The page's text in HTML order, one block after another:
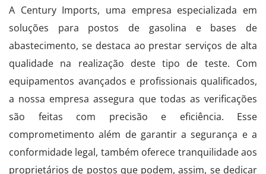
A Century Imports, uma empresa especializada em
soluções para postos de gasolina e bases de
abastecimento, se destaca ao prestar serviços de alta
qualidade na realização deste tipo de teste. Com
equipamentos avançados e profissionais qualificados,
a nossa empresa assegura que todas as verificações
são feitas com precisão e eficiência. Esse
comprometimento além de garantir a segurança e a
conformidade legal, também oferece tranquilidade aos
proprietários de postos que podem, assim, se dedicar